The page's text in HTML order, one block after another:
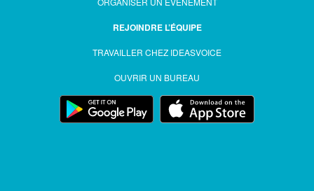
REJOINDRE L’ÉQUIPE
TRAVAILLER CHEZ IDEASVOICE
OUVRIR UN BUREAU